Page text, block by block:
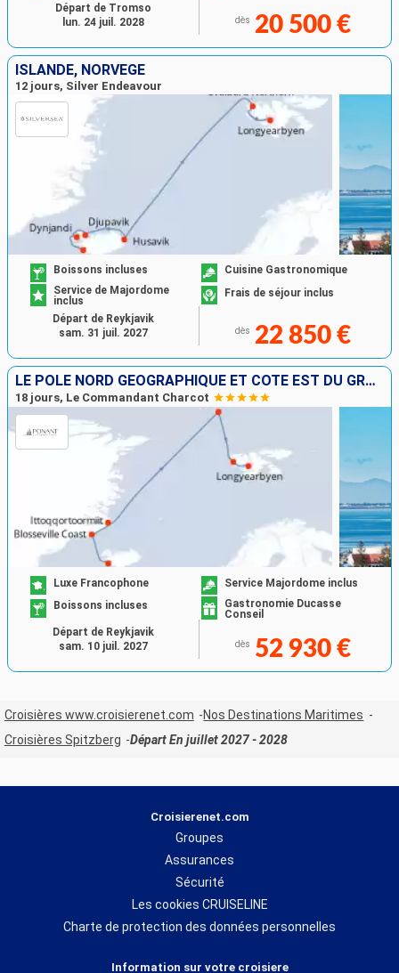
dès 20 500 €
Départ de Tromso
lun. 24 juil. 2028
ISLANDE, NORVÈGE
12 jours, Silver Endeavour
Boissons incluses
Cuisine Gastronomique
Service de Majordome
inclus
Frais de séjour inclus
dès 22 850 €
Départ de Reykjavik
sam. 31 juil. 2027
LE PÔLE NORD GÉOGRAPHIQUE ET CÔTE EST DU GROENLAND
18 jours, Le Commandant Charcot
Luxe Francophone
Service Majordome inclus
Boissons incluses
Gastronomie Ducasse
Conseil
dès 52 930 €
Départ de Reykjavik
sam. 10 juil. 2027
Croisières www.croisierenet.com
Nos Destinations Maritimes
Croisières Spitzberg
Départ En juillet 2027 - 2028
Croisierenet.com
Groupes
Assurances
Sécurité
Les cookies CRUISELINE
Charte de protection des données personnelles
Information sur votre croisiere